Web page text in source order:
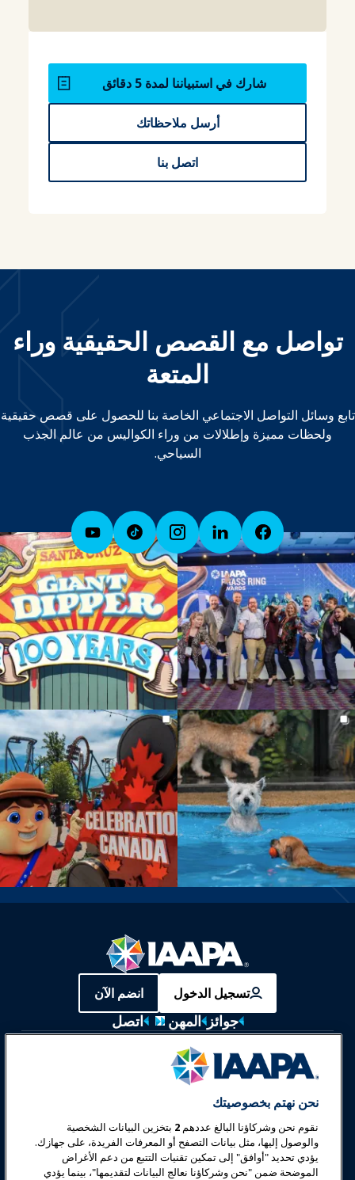
شارك في استبياننا لمدة 5 دقائق
أرسل ملاحظاتك
اتصل بنا
تواصل مع القصص الحقيقية وراء
المتعة
تابع وسائل التواصل الاجتماعي الخاصة بنا للحصول على قصص حقيقية
ولحظات مميزة وإطلالات من وراء الكواليس من عالم الجذب
السياحي.
تسجيل الدخول انضم الآن
جوائز المهن
اتصل
معارض وفعاليات
أخبار وعالم المرح
تعليم
نحن نهتم بخصوصيتك
نقوم نحن وشركاؤنا البالغ عددهم 2 بتخزين البيانات الشخصية
والوصول إليها، مثل بيانات التصفح أو المعرفات الفريدة، على جهازك.
يؤدي تحديد "أوافق" إلى تمكين تقنيات التتبع من دعم الأغراض
الموضحة ضمن "نحن وشركاؤنا نعالج البيانات لتقديمها"، بينما يؤدي